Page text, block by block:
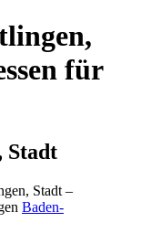
für
Stadt
Stadt –
Baden-